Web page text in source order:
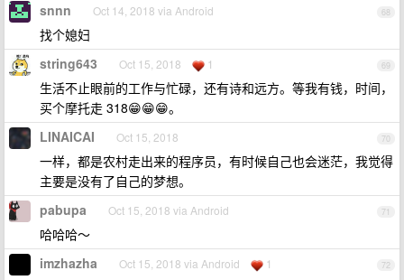
68
snnn Oct 14, 2018 via Android
找个媳妇
69
string643 Oct 15, 2018 1
生活不止眼前的工作与忙碌，还有诗和远方。等我有钱，时间，
买个摩托走 318😁😁😁。
70
LINAICAI Oct 15, 2018
一样，都是农村走出来的程序员，有时候自己也会迷茫，我觉得
主要是没有了自己的梦想。
71
pabupa Oct 15, 2018 via Android
哈哈哈～
72
imzhazha Oct 15, 2018 via Android 1